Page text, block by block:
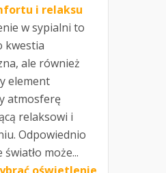
i relaksu
w sypialni to
kwestia
ale również
element
atmosferę
relaksowi i
Odpowiednio
może...